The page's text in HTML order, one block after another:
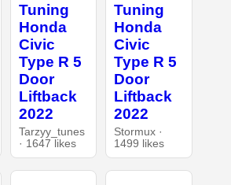
Tuning
Honda
Civic
Type R 5
Door
Liftback
2022
Tarzyy_tunes
· 1647 likes
Tuning
Honda
Civic
Type R 5
Door
Liftback
2022
Stormux ·
1499 likes